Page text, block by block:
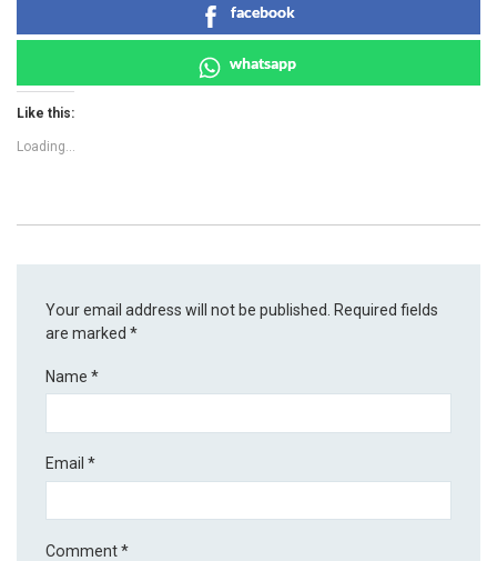
facebook
whatsapp
Like this:
Loading...
Your email address will not be published.
Required fields
are marked*
Name*
Email*
Comment*